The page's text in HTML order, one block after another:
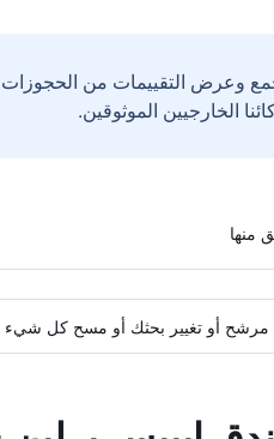
وعرض التقييمات من
مرشح أو تغيير بحثك أو مسح كل شيء